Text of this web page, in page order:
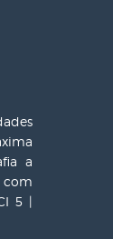
a
com
5 |